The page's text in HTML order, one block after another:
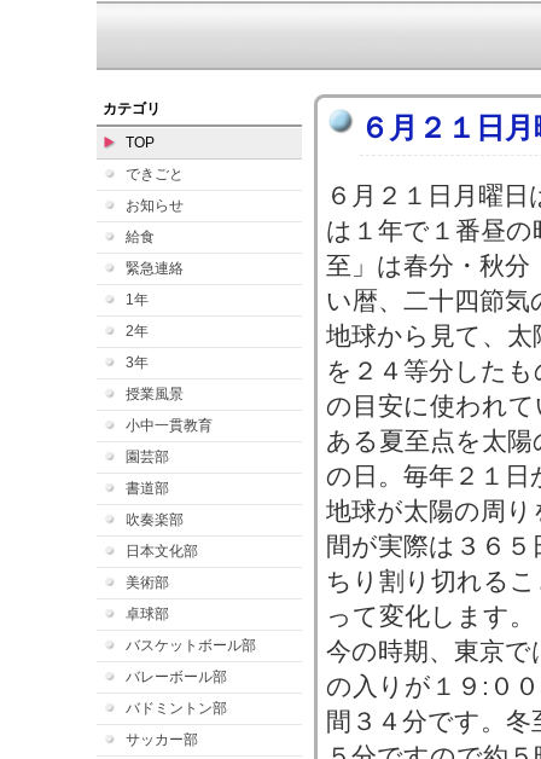
カテゴリ
TOP
できごと
お知らせ
給食
緊急連絡
1年
2年
3年
授業風景
小中一貫教育
園芸部
書道部
吹奏楽部
日本文化部
美術部
卓球部
バスケットボール部
バレーボール部
バドミントン部
サッカー部
６月２１日
６月２１日月曜
は１年で１番昼
至」は春分・秋
い暦、二十四節
地球から見て、
を２４等分した
の目安に使われ
ある夏至点を太
の日。毎年２１
地球が太陽の周
間が実際は３６
ちり割り切れる
って変化します。
今の時期、東京で
の入りが１９:０
間３４分です。